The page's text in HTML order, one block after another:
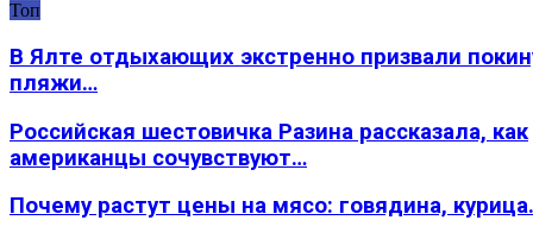
Топ
В Ялте отдыхающих экстренно призвали
пляжи…
Российская шестовичка Разина рассказала, как
американцы сочувствуют…
Почему растут цены на мясо: говядина,